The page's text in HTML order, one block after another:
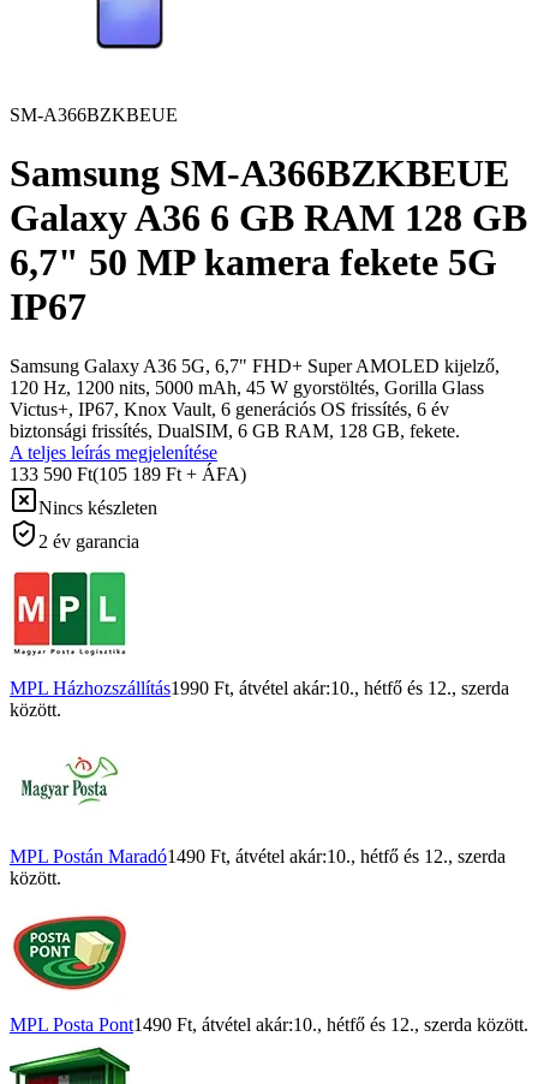
SM-A366BZKBEUE
Samsung SM-A366BZKBEUE
Galaxy A36 6 GB RAM 128 GB
6,7" 50 MP kamera fekete 5G
IP67
Samsung Galaxy A36 5G, 6,7" FHD+ Super AMOLED kijelző,
120 Hz, 1200 nits, 5000 mAh, 45 W gyorstöltés, Gorilla Glass
Victus+, IP67, Knox Vault, 6 generációs OS frissítés, 6 év
biztonsági frissítés, DualSIM, 6 GB RAM, 128 GB, fekete.
A teljes leírás megjelenítése
133 590 Ft(105 189 Ft + ÁFA)
Nincs készleten
2 év garancia
MPL Házhozszállítás1990 Ft, átvétel akár:10., hétfő és 12., szerda
között.
MPL Postán Maradó1490 Ft, átvétel akár:10., hétfő és 12., szerda
között.
MPL Posta Pont1490 Ft, átvétel akár:10., hétfő és 12., szerda között.